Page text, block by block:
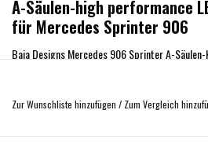
A-Säulen-high performance
für Mercedes Sprinter 906
Baja Designs Mercedes 906 Sprinter A-
zu ihren Bedürfnissen passt. Egal, ob Sie sich
Zur Wunschliste hinzufügen / Zum Vergleich